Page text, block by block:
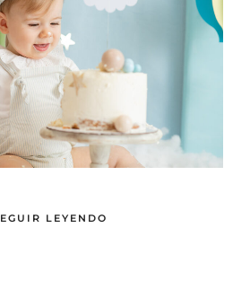
LEYENDO